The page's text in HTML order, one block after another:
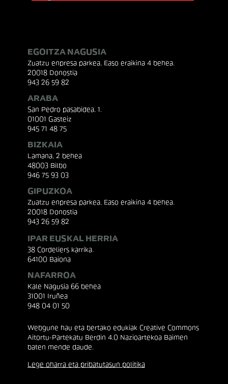
EGOITZA NAGUSIA
Zuatzu enpresa parkea, Easo eraikina 4 behea.
20018 Donostia
943 26 59 82
ARABA
San Pedro pasabidea, 1.
01001 Gasteiz
945 71 48 75
BIZKAIA
Lamana, 2 behea
48003 Bilbo
946 75 93 03
GIPUZKOA
Zuatzu enpresa parkea, Easo eraikina 4 behea.
20018 Donostia
943 26 59 82
IPAR EUSKAL HERRIA
38 Cordeliers karrika.
64100 Baiona
NAFARROA
Kale Nagusia 66 behea
31001 Iruñea
948 04 01 50
Webgune hau eta bertako edukiak Creative Commons
Aitortu-Partekatu Berdin 4.0 Nazioartekoa Baimen
baten mende daude.
Lege oharra eta pribatutasun politika